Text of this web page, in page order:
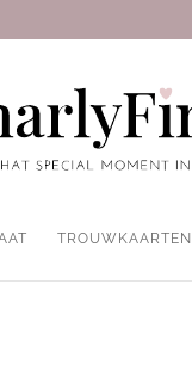
TROUWKAARTEN